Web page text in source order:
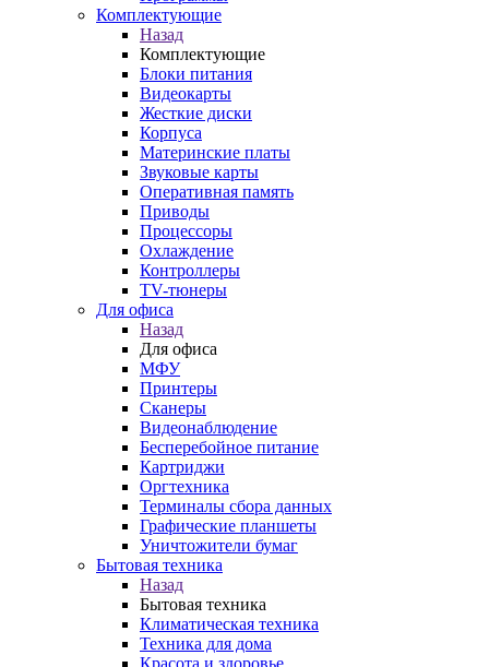
Комплектующие
Назад
Комплектующие
Блоки питания
Видеокарты
Жесткие диски
Корпуса
Материнские платы
Звуковые карты
Оперативная память
Приводы
Процессоры
Охлаждение
Контроллеры
TV-тюнеры
Для офиса
Назад
Для офиса
МФУ
Принтеры
Сканеры
Видеонаблюдение
Бесперебойное питание
Картриджи
Оргтехника
Терминалы сбора данных
Графические планшеты
Уничтожители бумаг
Бытовая техника
Назад
Бытовая техника
Климатическая техника
Техника для дома
Красота и здоровье